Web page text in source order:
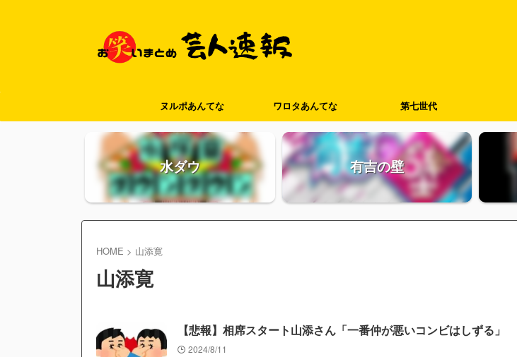
ヌルポあんてな ワロタあんてな 第七世代
水ダウ 有吉の壁
HOME > 山添寛
山添寛
【悲報】相席スタート山添さん「一番仲が悪いコンビはしずる」
2024/8/11